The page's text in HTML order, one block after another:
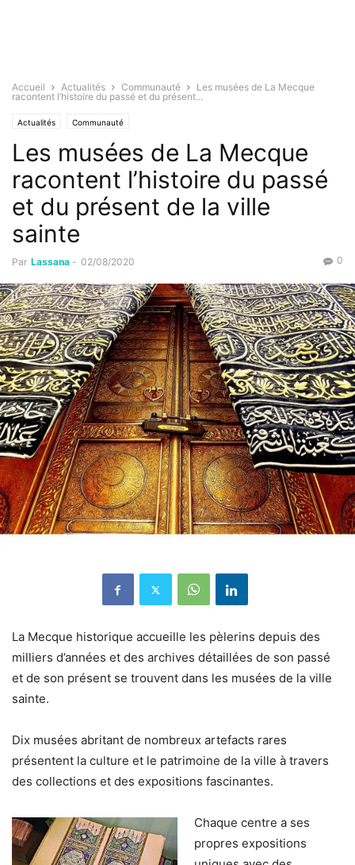
Accueil Actualités Communauté
Les musées de La Mecque
racontent l’histoire du passé et du présent...
Actualités Communauté
Les musées de La Mecque
racontent l’histoire du passé
et du présent de la ville
sainte
Par Lassana - 02/08/2020 0
La Mecque historique accueille les pèlerins depuis des
milliers d’années et des archives détaillées de son passé
et de son présent se trouvent dans les musées de la ville
sainte.
Dix musées abritant de nombreux artefacts rares
présentent la culture et le patrimoine de la ville à travers
des collections et des expositions fascinantes.
Chaque centre a ses
propres expositions